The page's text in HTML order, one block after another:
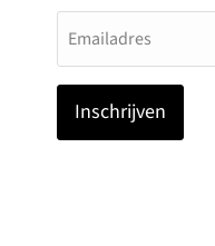
Emailadres
Inschrijven